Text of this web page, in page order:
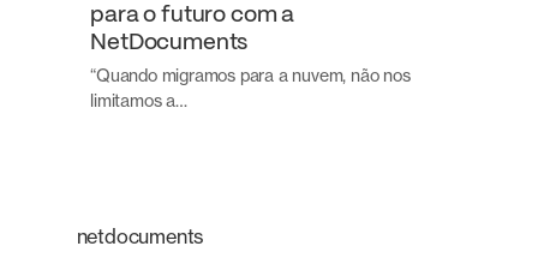
para o futuro com a
NetDocuments
“Quando migramos para a nuvem, não nos
limitamos a…
netdocuments